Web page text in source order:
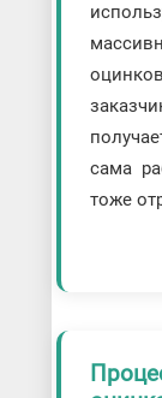
сама
тоже